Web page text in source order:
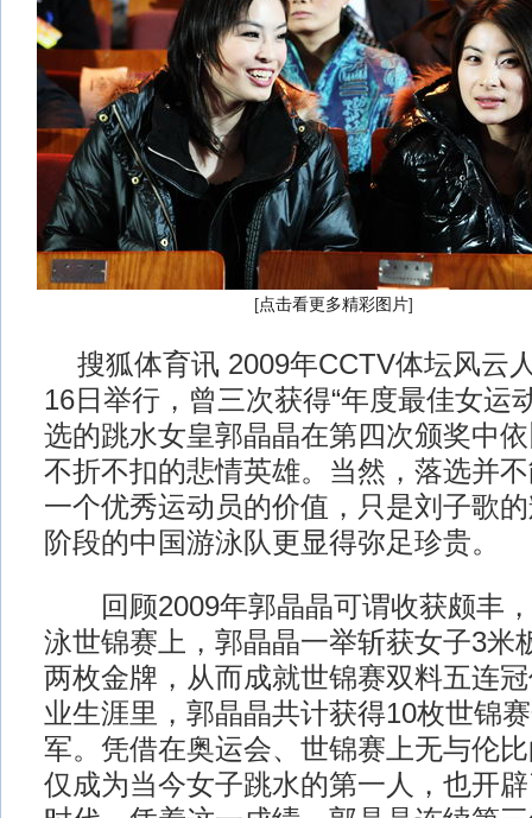
[点击看更多精彩图片]
搜狐体育讯 2009年CCTV体坛风云
16日举行，曾三次获得“年度最佳女运
选的跳水女皇郭晶晶在第四次颁奖中
不折不扣的悲情英雄。当然，落选并
一个优秀运动员的价值，只是刘子歌
阶段的中国游泳队更显得弥足珍贵。
回顾2009年郭晶晶可谓收获颇丰，
泳世锦赛上，郭晶晶一举斩获女子3米
两枚金牌，从而成就世锦赛双料五连
业生涯里，郭晶晶共计获得10枚世锦
军。凭借在奥运会、世锦赛上无与伦
仅成为当今女子跳水的第一人，也开